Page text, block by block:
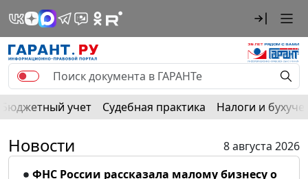
Бюджетный учет Судебная практика Налоги и
Новости
8 августа 2026
ФНС России рассказала малому бизнесу о